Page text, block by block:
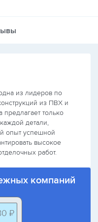
из лидеров по
из ПВХ и
только
детали,
опыт успешной
высокое
работ.
компаний
₽